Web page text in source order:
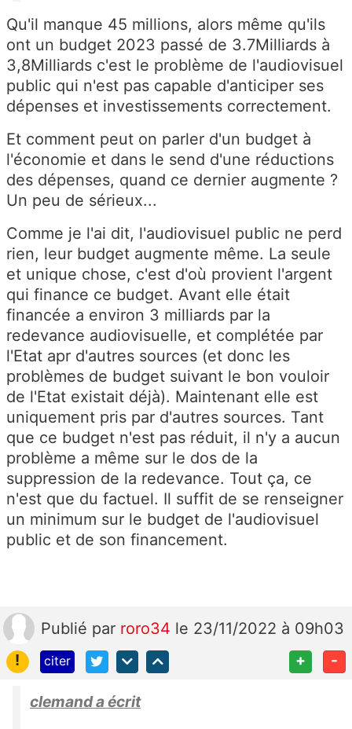
Qu'il manque 45 millions, alors même qu'ils
ont un budget 2023 passé de 3.7Milliards à
3,8Milliards c'est le problème de l'audiovisuel
public qui n'est pas capable d'anticiper ses
dépenses et investissements correctement.
Et comment peut on parler d'un budget à
l'économie et dans le send d'une réductions
des dépenses, quand ce dernier augmente ?
Un peu de sérieux...
Comme je l'ai dit, l'audiovisuel public ne perd
rien, leur budget augmente même. La seule
et unique chose, c'est d'où provient l'argent
qui finance ce budget. Avant elle était
financée a environ 3 milliards par la
redevance audiovisuelle, et complétée par
l'Etat apr d'autres sources (et donc les
problèmes de budget suivant le bon vouloir
de l'Etat existait déjà). Maintenant elle est
uniquement pris par d'autres sources. Tant
que ce budget n'est pas réduit, il n'y a aucun
problème a même sur le dos de la
suppression de la redevance. Tout ça, ce
n'est que du factuel. Il suffit de se renseigner
un minimum sur le budget de l'audiovisuel
public et de son financement.
Publié par roro34 le 23/11/2022 à 09h03
!
citer + -
clemand a écrit